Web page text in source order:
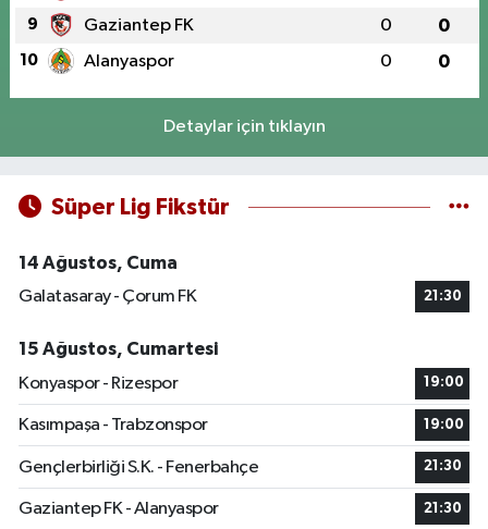
9 Gaziantep FK 0 0
10 Alanyaspor 0 0
Detaylar için tıklayın
Süper Lig Fikstür
14 Ağustos, Cuma
Galatasaray - Çorum FK
21:30
15 Ağustos, Cumartesi
Konyaspor - Rizespor
19:00
Kasımpaşa - Trabzonspor 19:00
Gençlerbirliği S.K. - Fenerbahçe 21:30
Gaziantep FK - Alanyaspor 21:30